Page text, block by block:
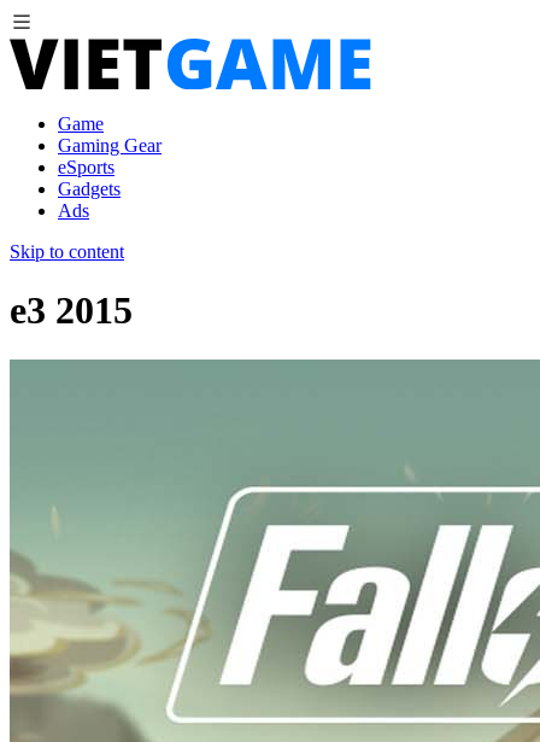
Game
Gaming Gear
eSports
Gadgets
Ads
Skip to content
e3 2015